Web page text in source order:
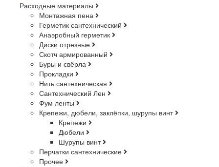
Расходные материалы
Монтажная пена
Герметик сантехнический
Анаэробный герметик
Диски отрезные
Скотч армированный
Буры и свёрла
Прокладки
Нить сантехническая
Сантехнический Лен
Фум ленты
Крепежи, дюбели, заклёпки, шурупы винт
Крепежи
Дюбели
Шурупы винт
Перчатки сантехнические
Прочее